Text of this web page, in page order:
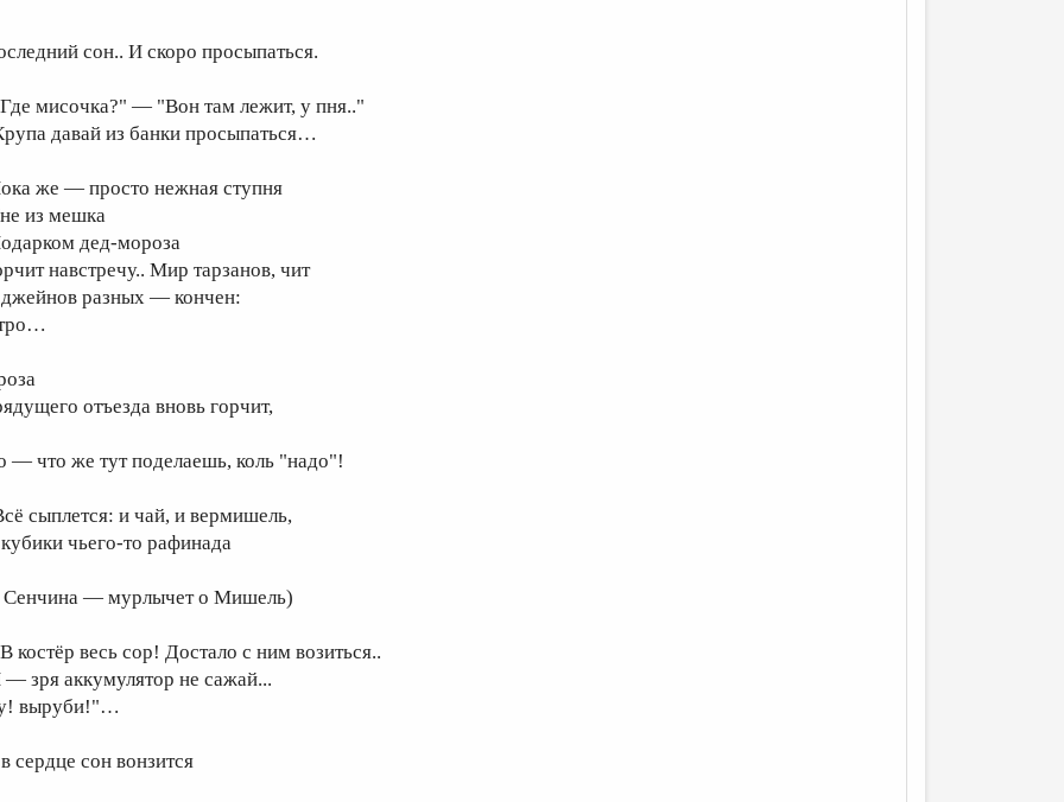
сон.. И скоро просыпаться.
мисочка?" — "Вон там лежит, у пня.."
давай из банки просыпаться…
же — просто нежная ступня
из мешка
дед-мороза
навстречу.. Мир тарзанов, чит
разных — кончен:
отъезда вновь горчит,
— что же тут поделаешь, коль "надо"!
сыплется: и чай, и вермишель,
чьего-то рафинада
Сенчина — мурлычет о Мишель)
костёр весь сор! Достало с ним возиться..
зря аккумулятор не сажай...
выруби!"…
сердце сон вонзится